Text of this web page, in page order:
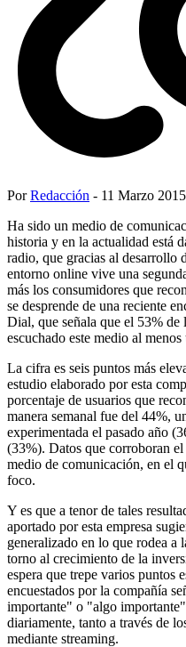
PorRedacción - 11 Marzo 2015
Ha sido un medio de
historia y en la actualidad está
radio, que gracias al desarrollo
entorno online vive una
más los consumidores que
se desprende de una reciente
Dial, que señala que el 53% de
escuchado este medio al
La cifra es seis puntos más
estudio elaborado por esta
porcentaje de usuarios que
manera semanal fue del 44%,
experimentada el pasado año
(33%). Datos que corroboran
medio de comunicación, en el
foco.
Y es que a tenor de tales
aportado por esta empresa
generalizado en lo que rodea a
torno al crecimiento de la
espera que trepe varios puntos
encuestados por la compañía
importante" o "algo
diariamente, tanto a través de
mediante streaming.